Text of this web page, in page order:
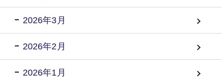
2026年3月
2026年2月
2026年1月